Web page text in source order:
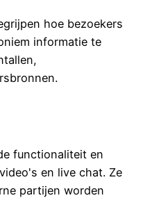
hoe bezoekers
informatie te
functionaliteit en
en live chat. Ze
partijen worden